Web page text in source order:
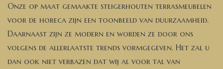
Onze op maat gemaakte steigerhouten terrasmeubelen
voor de horeca zijn een toonbeeld van duurzaamheid.
Daarnaast zijn ze modern en worden ze door ons
volgens de allerlaatste trends vormgegeven. Het zal u
dan ook niet verbazen dat wij al voor tal van